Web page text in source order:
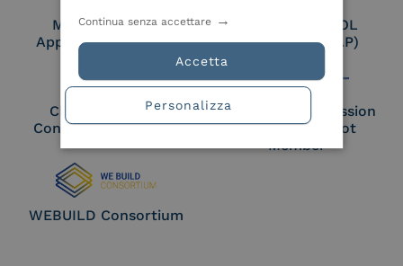
Membro Adobe
Approved Trust List
Certified PEPPOL
Access Point (AP)
Cloud Signature
Consortium Member
European Commission
Large Scale Pilot
Member
WEBUILD Consortium
Accetta
Continua senza accettare
Personalizza